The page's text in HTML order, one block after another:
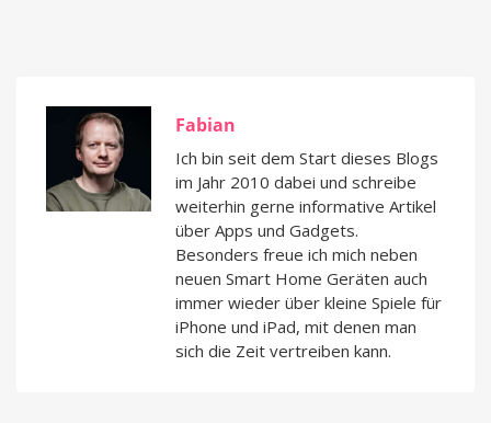
Fabian
Ich bin seit dem Start dieses Blogs
im Jahr 2010 dabei und schreibe
weiterhin gerne informative Artikel
über Apps und Gadgets.
Besonders freue ich mich neben
neuen Smart Home Geräten auch
immer wieder über kleine Spiele für
iPhone und iPad, mit denen man
sich die Zeit vertreiben kann.